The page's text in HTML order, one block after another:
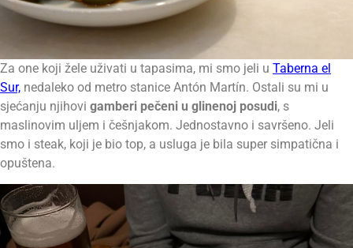
Za one koji žele uživati u tapasima, mi smo jeli u Taberna el
Sur, nedaleko od metro stanice Antón Martín. Ostali su mi u
sjećanju njihovi gamberi pečeni u glinenoj posudi, s
maslinovim uljem i češnjakom. Jednostavno i savršeno. Jeli
smo i steak, koji je bio top, a usluga je bila super simpatična i
opuštena.